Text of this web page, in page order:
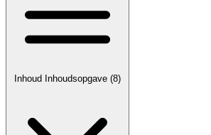
Inhoud Inhoudsopgave (8)